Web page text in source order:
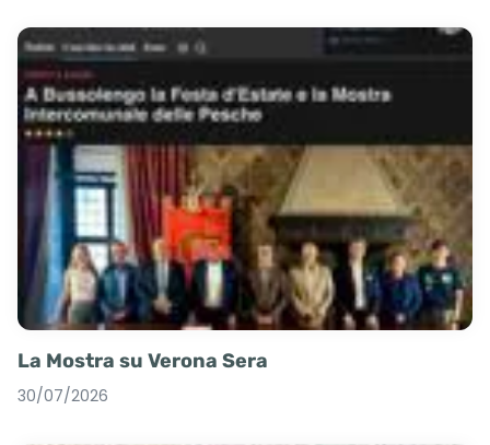
La Mostra su Verona Sera
30/07/2026